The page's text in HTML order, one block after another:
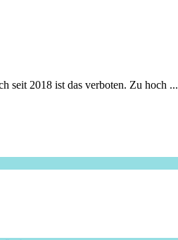
seit 2018 ist das verboten. Zu hoch ...